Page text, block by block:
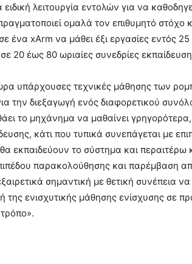
λειτουργία εντολών για να
ομαλά τον επιθυμητό στόχο
ένα xArm να μάθει έξι εργασίες εντός
σε 20 έως 80 ωριαίες συνεδρίες
υπάρχουσες τεχνικές μάθησης των
την διεξαγωγή ενός διαφορετικού
το μηχάνημα να μαθαίνει
κάτι που τυπικά συνεπάγεται με
εκπαιδεύουν το σύστημα και περαιτέρω
παρακολούθησης και παρέμβαση
σημαντική με θετική συνέπεια
της ενισχυτικής μάθησης ενίσχυσης σε